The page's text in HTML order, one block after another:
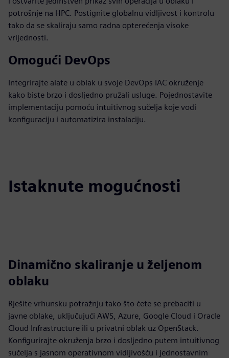
potrošnje na HPC. Postignite globalnu vidljivost i kontrolu
tako da se skaliraju samo radna opterećenja visoke
vrijednosti.
Omogući DevOps
Integrirajte alate u oblak u svoje DevOps IAC okruženje
kako biste brzo i dosljedno pružali usluge. Pojednostavite
implementaciju pomoću intuitivnog sučelja koje vodi
konfiguraciju i automatizira instalaciju.
Istaknute mogućnosti
Dinamično skaliranje u željenom
oblaku
Rješite vrhunsku potražnju tako što ćete se prebaciti u
javne oblake, uključujući AWS, Azure, Google Cloud i Oracle
Cloud Infrastructure ili u privatni oblak uz OpenStack.
Konfigurirajte okruženja brzo i dosljedno putem intuitivnog
sučelja s jasnom operativnom vidljivošću i jednostavnim